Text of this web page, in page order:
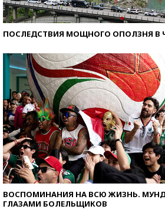
ПОСЛЕДСТВИЯ МОЩНОГО ОПОЛЗНЯ В
ВОСПОМИНАНИЯ НА ВСЮ ЖИЗНЬ.
ГЛАЗАМИ БОЛЕЛЬЩИКОВ